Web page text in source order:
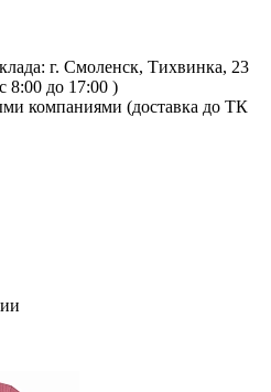
г. Смоленск, Тихвинка, 23
8:00 до 17:00 )
компаниями (доставка до ТК